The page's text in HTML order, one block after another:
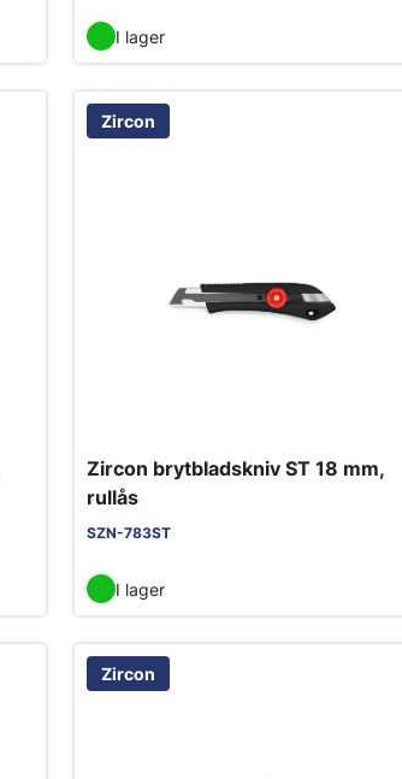
I lager
Zircon
Zircon brytbladskniv ST 18 mm,
rullås
SZN-783ST
I lager
Zircon